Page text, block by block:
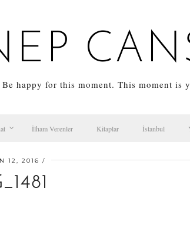
Be happy for this moment. This moment is
İlham Verenler Kitaplar İstanbul
12, 2016